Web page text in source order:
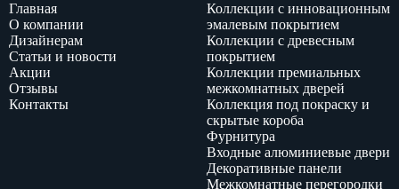
Главная
О компании
Дизайнерам
Статьи и новости
Акции
Отзывы
Контакты
Коллекции с инновационным
эмалевым покрытием
Коллекции с древесным
покрытием
Коллекции премиальных
межкомнатных дверей
Коллекция под покраску и
скрытые короба
Фурнитура
Входные алюминиевые двери
Декоративные панели
Межкомнатные перегородки